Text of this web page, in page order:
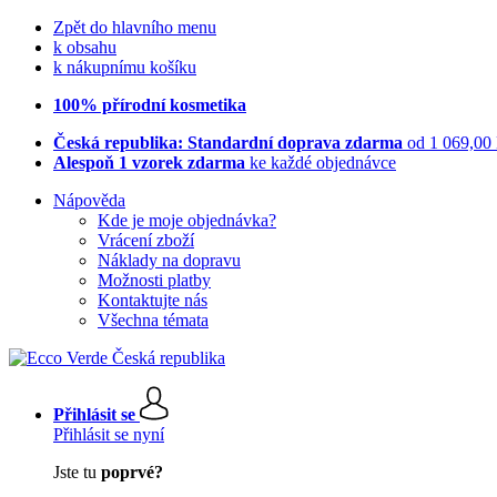
Zpět do hlavního menu
k obsahu
k nákupnímu košíku
100% přírodní kosmetika
Česká republika: Standardní doprava zdarma od 1 069,00
Alespoň 1 vzorek zdarma ke každé objednávce
Nápověda
Kde je moje objednávka?
Vrácení zboží
Náklady na dopravu
Možnosti platby
Kontaktujte nás
Všechna témata
Přihlásit se
Přihlásit se nyní
Jste tu poprvé?